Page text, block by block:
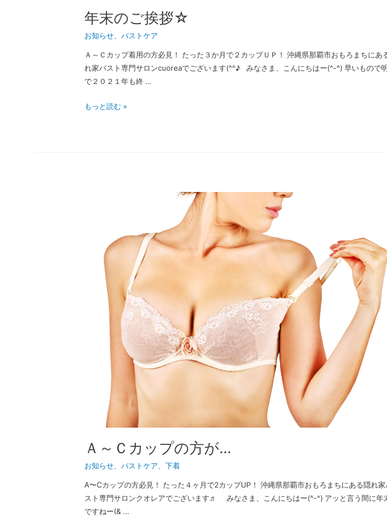
年末のご挨拶☆
お知らせ 、バストケア
Ａ～Ｃカップ着用の方必見！ たった３か月で２カップＵＰ！ 沖縄県那覇市おもろまちにあ
れ家バスト専門サロンcuoreaでございます(^^♪ みなさま、こんにちはー(^-^) 早いもので
で２０２１年も終 …
もっと読む »
Ａ～Ｃカップの方が…
お知らせ、バストケア、下着
A〜Cカップの方必見！ たった４ヶ月で2カップUP！ 沖縄県那覇市おもろまちにある隠れ
スト専門サロンクオレアでございます♬ みなさま、こんにちはー(^-^) アッと言う間に年
ですねー(& …